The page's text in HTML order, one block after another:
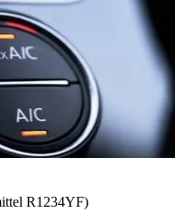
R1234YF)